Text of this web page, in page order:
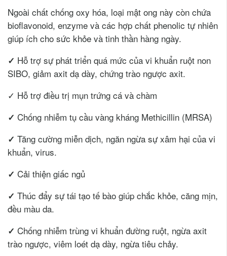
Ngoài chất chống oxy hóa, loại mật ong này còn chứa
bioflavonoid, enzyme và các hợp chất phenolic tự nhiên
giúp ích cho sức khỏe và tinh thần hàng ngày.
✓ Hỗ trợ sự phát triển quá mức của vi khuẩn ruột non
SIBO, giảm axit dạ dày, chứng trào ngược axit.
✓ Hỗ trợ điều trị mụn trứng cá và chàm
✓ Chống nhiễm tụ cầu vàng kháng Methicillin (MRSA)
✓ Tăng cường miễn dịch, ngăn ngừa sự xâm hại của vi
khuẩn, virus.
✓ Cải thiện giấc ngủ
✓ Thúc đẩy sự tái tạo tế bào giúp chắc khỏe, căng mịn,
đều màu da.
✓ Chống nhiễm trùng vi khuẩn đường ruột, ngừa axit
trào ngược, viêm loét dạ dày, ngừa tiêu chảy.